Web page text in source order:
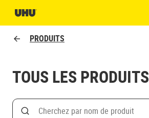
PRODUITS
TOUS LES PRODUITS
Search